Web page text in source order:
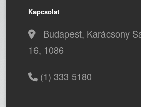
Kapcsolat
Budapest, Karácsony
16, 1086
(1) 333 5180